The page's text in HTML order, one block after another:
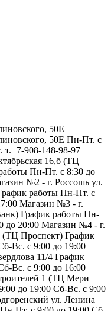
50Е
50Е Пн-Пт. с
908-148-98-97
16,б (ТЦ
Пн-Пт. с 8:30 до
№2 - г. Россошь ул.
работы Пн-Пт. с
Магазин №3 - г.
График работы Пн-
до 20:00 Магазин №4 - г.
(ТЦ Проспект) График
Вс. с 9:00 до 19:00
11/4 График
Вс. с 9:00 до 16:00
1 (ТЦ Мери
до 19:00 Сб-Вс. с 9:00
ул. Ленина